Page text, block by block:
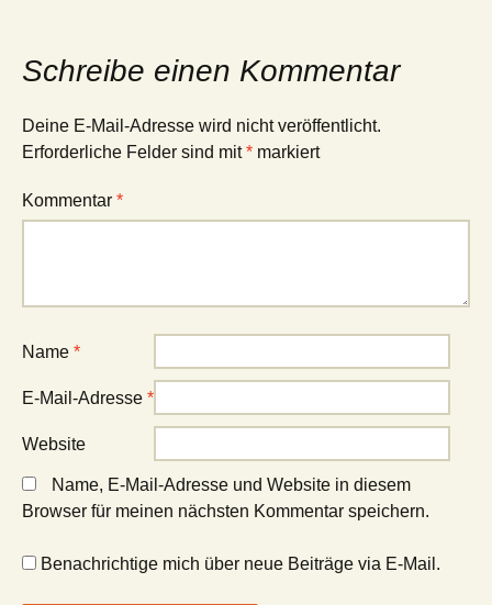
Schreibe einen Kommentar
Deine E-Mail-Adresse wird nicht veröffentlicht.
Erforderliche Felder sind mit* markiert
Kommentar *
Name *
E-Mail-Adresse *
Website
Name, E-Mail-Adresse und Website in diesem
Browser für meinen nächsten Kommentar speichern.
Benachrichtige mich über neue Beiträge via E-Mail.